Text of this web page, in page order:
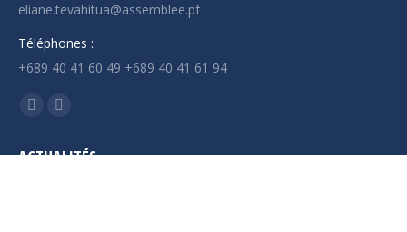
eliane.tevahitua@assemblee.pf
Téléphones :
+689 40 41 60 49 +689 40 41 61 94
Trouvez nous sur :
La
La
ACTUALITÉS